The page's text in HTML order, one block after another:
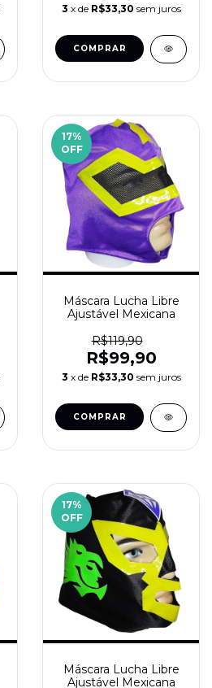
3 x de R$33,30 sem juros
17%
OFF
Máscara Lucha Libre
Ajustável Mexicana
R$119,90
R$99,90
3 x de R$33,30 sem juros
17%
OFF
Máscara Lucha Libre
Ajustável Mexicana